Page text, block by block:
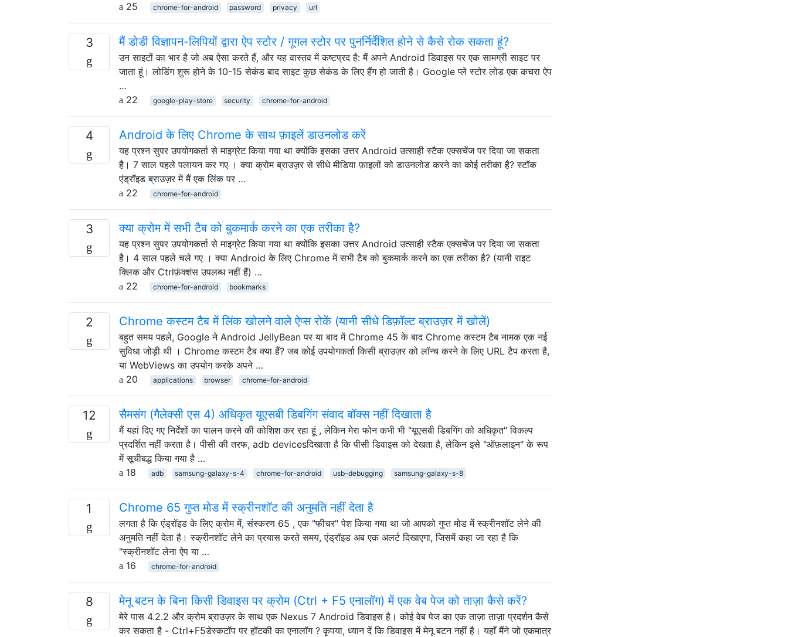
25
chrome-for-android password privacy url
3 मैं डोडी विज्ञापन-लिपियों द्वारा ऐप स्टोर / गूगल स्टोर पर पुनर्निर्देशित होने से कैसे रोक सकता हूं?
उन साइटों का भार है जो अब ऐसा करते हैं, और यह वास्तव में कष्टप्रद है: मैं अपने Android डिवाइस पर एक सामग्री साइट पर
जाता हूं। लोडिंग शुरू होने के 10-15 सेकंड बाद साइट कुछ सेकंड के लिए हैंग हो जाती है। Google प्ले स्टोर लोड एक कचरा ऐप
…
22
google-play-store security chrome-for-android
4 Android के लिए Chrome के साथ फ़ाइलें डाउनलोड करें
यह प्रश्न सुपर उपयोगकर्ता से माइग्रेट किया गया था क्योंकि इसका उत्तर Android उत्साही स्टैक एक्सचेंज पर दिया जा सकता
है। 7 साल पहले पलायन कर गए । क्या क्रोम ब्राउज़र से सीधे मीडिया फ़ाइलों को डाउनलोड करने का कोई तरीका है? स्टॉक
एंड्रॉइड ब्राउज़र में मैं एक लिंक पर …
22
chrome-for-android
3 क्या क्रोम में सभी टैब को बुकमार्क करने का एक तरीका है?
यह प्रश्न सुपर उपयोगकर्ता से माइग्रेट किया गया था क्योंकि इसका उत्तर Android उत्साही स्टैक एक्सचेंज पर दिया जा सकता
है। 4 साल पहले चले गए । क्या Android के लिए Chrome में सभी टैब को बुकमार्क करने का एक तरीका है? (यानी राइट
क्लिक और Ctrlफ़ंक्शंस उपलब्ध नहीं हैं) …
22
chrome-for-android bookmarks
2 Chrome कस्टम टैब में लिंक खोलने वाले ऐप्स रोकें (यानी सीधे डिफ़ॉल्ट ब्राउज़र में खोलें)
बहुत समय पहले, Google ने Android JellyBean पर या बाद में Chrome 45 के बाद Chrome कस्टम टैब नामक एक नई
सुविधा जोड़ी थी । Chrome कस्टम टैब क्या हैं? जब कोई उपयोगकर्ता किसी ब्राउज़र को लॉन्च करने के लिए URL टैप करता है,
या WebViews का उपयोग करके अपने …
20
applications browser chrome-for-android
12 सैमसंग (गैलेक्सी एस 4) अधिकृत यूएसबी डिबगिंग संवाद बॉक्स नहीं दिखाता है
मैं यहां दिए गए निर्देशों का पालन ​​करने की कोशिश कर रहा हूं , लेकिन मेरा फोन कभी भी "यूएसबी डिबगिंग को अधिकृत" विकल्प
प्रदर्शित नहीं करता है। पीसी की तरफ, adb devicesदिखाता है कि पीसी डिवाइस को देखता है, लेकिन इसे "ऑफ़लाइन" के रूप
में सूचीबद्ध किया गया है …
18
adb samsung-galaxy-s-4 chrome-for-android usb-debugging samsung-galaxy-s-8
1 Chrome 65 गुप्त मोड में स्क्रीनशॉट की अनुमति नहीं देता है
लगता है कि एंड्रॉइड के लिए क्रोम में, संस्करण 65 , एक "फीचर" पेश किया गया था जो आपको गुप्त मोड में स्क्रीनशॉट लेने की
अनुमति नहीं देता है। स्क्रीनशॉट लेने का प्रयास करते समय, एंड्रॉइड अब एक अलर्ट दिखाएगा, जिसमें कहा जा रहा है कि
"स्क्रीनशॉट लेना ऐप या …
16
chrome-for-android
8 मेनू बटन के बिना किसी डिवाइस पर क्रोम (Ctrl + F5 एनालॉग) में एक वेब पेज को ताज़ा कैसे करें?
मेरे पास 4.2.2 और क्रोम ब्राउज़र के साथ एक Nexus 7 Android डिवाइस है। कोई वेब पेज का एक ताज़ा ताज़ा प्रदर्शन कैसे
कर सकता है - Ctrl+F5डेस्कटॉप पर हॉटकी का एनालॉग ? कृपया, ध्यान दें कि डिवाइस में मेनू बटन नहीं है। यहाँ मैंने जो एकमात्र